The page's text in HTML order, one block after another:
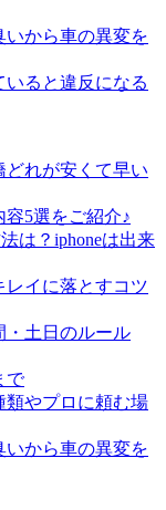
いから車の異変を
ると違反になる
どれが安くて早い
5選をご紹介♪
は？iphoneは出来
レイに落とすコツ
・土日のルール
で
類やプロに頼む場
いから車の異変を